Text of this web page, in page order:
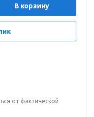
В корзину
от фактической